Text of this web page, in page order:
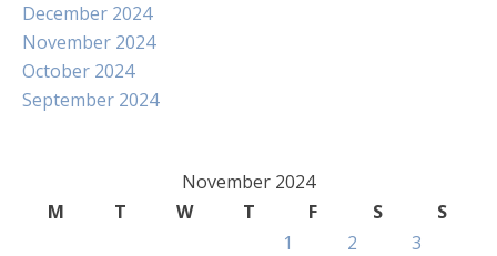
December 2024
November 2024
October 2024
September 2024
November 2024
M
T W T F S
S
1
2
3